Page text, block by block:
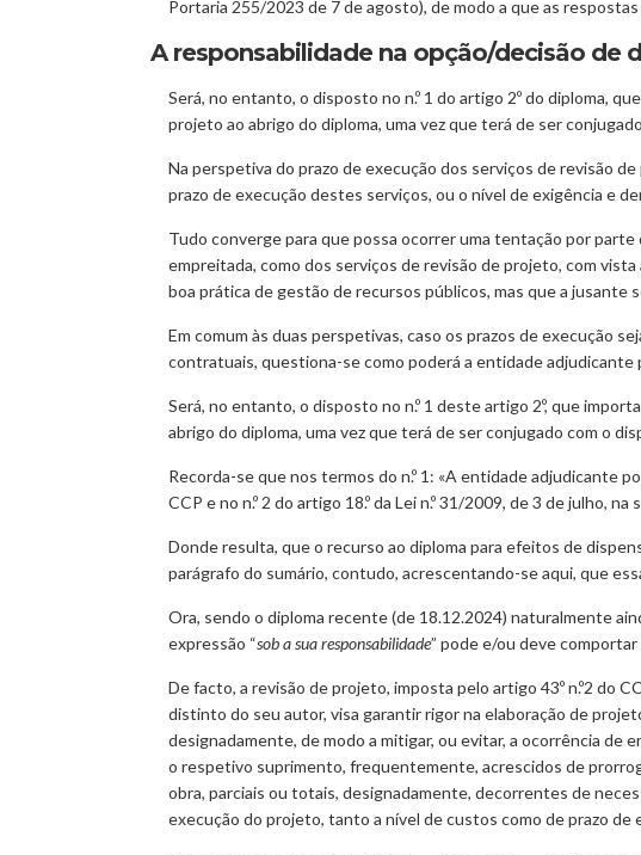
Portaria 255/2023 de 7 de agosto), de modo a que as
A responsabilidade na opção/decisão de
Será, no entanto, o disposto no n.º 1 do artigo 2º do diploma,
projeto ao abrigo do diploma, uma vez que terá de ser
Na perspetiva do prazo de execução dos serviços de revisão
prazo de execução destes serviços, ou o nível de exigência e
Tudo converge para que possa ocorrer uma tentação por
empreitada, como dos serviços de revisão de projeto, com
boa prática de gestão de recursos públicos, mas que a jusante
Em comum às duas perspetivas, caso os prazos de execução
contratuais, questiona-se como poderá a entidade adjudicante
Será, no entanto, o disposto no n.º 1 deste artigo 2º, que
abrigo do diploma, uma vez que terá de ser conjugado com o
Recorda-se que nos termos do n.º 1: «A entidade adjudicante
CCP e no n.º 2 do artigo 18.º da Lei n.º 31/2009, de 3 de julho, na
Donde resulta, que o recurso ao diploma para efeitos de
parágrafo do sumário, contudo, acrescentando-se aqui, que
Ora, sendo o diploma recente (de 18.12.2024) naturalmente
expressão “sob a sua responsabilidade” pode e/ou deve
De facto, a revisão de projeto, imposta pelo artigo 43º n.º2 do
distinto do seu autor, visa garantir rigor na elaboração de
designadamente, de modo a mitigar, ou evitar, a ocorrência
o respetivo suprimento, frequentemente, acrescidos de
obra, parciais ou totais, designadamente, decorrentes de
execução do projeto, tanto a nível de custos como de prazo de